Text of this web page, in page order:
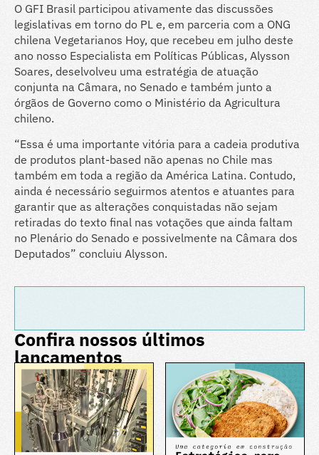
O GFI Brasil participou ativamente das discussões
legislativas em torno do PL e, em parceria com a ONG
chilena Vegetarianos Hoy, que recebeu em julho deste
ano nosso Especialista em Políticas Públicas, Alysson
Soares, deselvolveu uma estratégia de atuação
conjunta na Câmara, no Senado e também junto a
órgãos de Governo como o Ministério da Agricultura
chileno.
“Essa é uma importante vitória para a cadeia produtiva
de produtos plant-based não apenas no Chile mas
também em toda a região da América Latina. Contudo,
ainda é necessário seguirmos atentos e atuantes para
garantir que as alterações conquistadas não sejam
retiradas do texto final nas votações que ainda faltam
no Plenário do Senado e possivelmente na Câmara dos
Deputados” concluiu Alysson.
Confira nossos últimos
lançamentos